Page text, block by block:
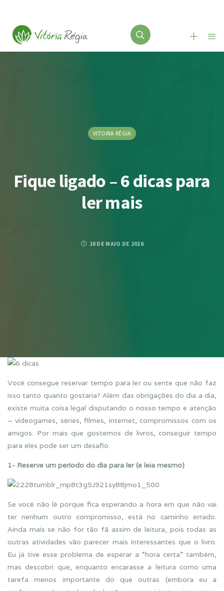
VITORIA RÉGIA
Fique ligado – 6 dicas para
ler mais
18 DE MAIO DE 2016
Você consegue reservar tempo para ler ou sente que não faz
isso tanto quanto gostaria? Além das obrigações do dia a dia,
existe muita coisa legal disputando o nosso tempo e atenção
– videogames, séries, filmes, internet, compromissos com os
amigos. Por mais que gostemos de livros, conseguir tempo
para eles pode ser um desafio.
1- Reserve um período do dia para ler (e leia mesmo)
Se você não lê porque fica esperando a hora em que não vai
ter nenhum outro compromisso, está no caminho errado.
Ainda mais se não for tão fã assim de leitura, pois todas as
outras atividades vão parecer mais interessantes que o livro.
Eu já tive esse problema de esperar a “hora certa” também,
mas descobri que, enquanto encarasse a leitura como uma
tarefa menos importante do que outras (embora eu a